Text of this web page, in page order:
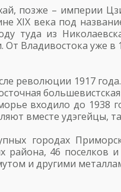
позже – империи
XIX века под
туда из
Владивостока уже
революции 1917
входило до 1938
вместе удэгейцы,
городах
района, 46 поселков
и другими